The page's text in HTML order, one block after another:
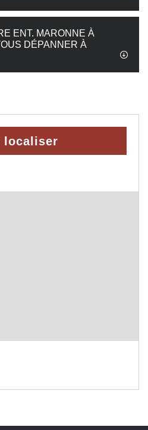
ENT. MARONNE À
DÉPANNER À
localiser